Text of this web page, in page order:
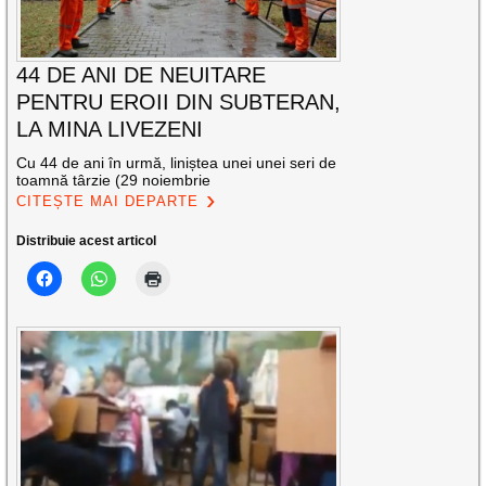
44 DE ANI DE NEUITARE
PENTRU EROII DIN SUBTERAN,
LA MINA LIVEZENI
Cu 44 de ani în urmă, liniștea unei unei seri de
toamnă târzie (29 noiembrie
CITEȘTE MAI DEPARTE
Distribuie acest articol